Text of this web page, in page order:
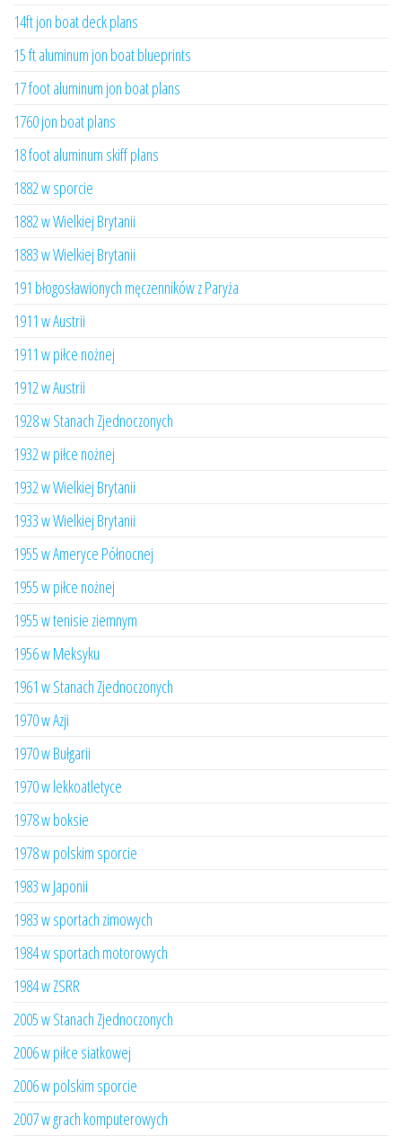
14ft jon boat deck plans
15 ft aluminum jon boat blueprints
17 foot aluminum jon boat plans
1760 jon boat plans
18 foot aluminum skiff plans
1882 w sporcie
1882 w Wielkiej Brytanii
1883 w Wielkiej Brytanii
191 błogosławionych męczenników z Paryża
1911 w Austrii
1911 w piłce nożnej
1912 w Austrii
1928 w Stanach Zjednoczonych
1932 w piłce nożnej
1932 w Wielkiej Brytanii
1933 w Wielkiej Brytanii
1955 w Ameryce Północnej
1955 w piłce nożnej
1955 w tenisie ziemnym
1956 w Meksyku
1961 w Stanach Zjednoczonych
1970 w Azji
1970 w Bułgarii
1970 w lekkoatletyce
1978 w boksie
1978 w polskim sporcie
1983 w Japonii
1983 w sportach zimowych
1984 w sportach motorowych
1984 w ZSRR
2005 w Stanach Zjednoczonych
2006 w piłce siatkowej
2006 w polskim sporcie
2007 w grach komputerowych